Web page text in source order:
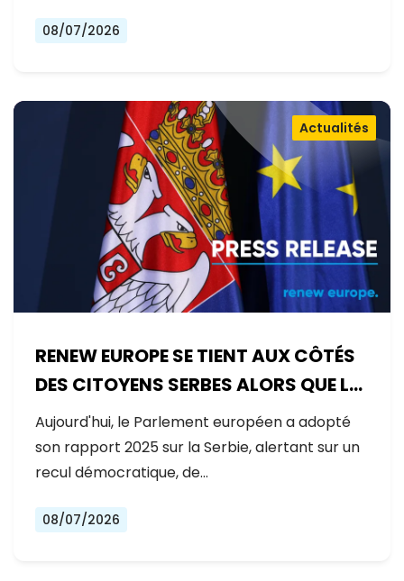
08/07/2026
RENEW EUROPE SE TIENT AUX CÔTÉS
DES CITOYENS SERBES ALORS QUE LE
GOUVERNEMENT RECULE SUR LES
RÉFORMES
Actualités
Aujourd'hui, le Parlement européen a adopté
son rapport 2025 sur la Serbie, alertant sur un
recul démocratique, de…
08/07/2026